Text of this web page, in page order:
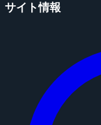
サイト情報